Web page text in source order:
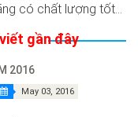
có chất lượng tốt...
gần đây
2016
May 03, 2016